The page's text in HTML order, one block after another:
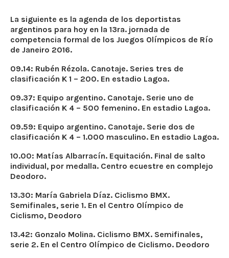
La siguiente es la agenda de los deportistas
argentinos para hoy en la 13ra. jornada de
competencia formal de los Juegos Olímpicos de Río
de Janeiro 2016.
09.14: Rubén Rézola. Canotaje. Series tres de
clasificación K 1 – 200. En estadio Lagoa.
09.37: Equipo argentino. Canotaje. Serie uno de
clasificación K 4 – 500 femenino. En estadio Lagoa.
09.59: Equipo argentino. Canotaje. Serie dos de
clasificación K 4 – 1.000 masculino. En estadio Lagoa.
10.00: Matías Albarracín. Equitación. Final de salto
individual, por medalla. Centro ecuestre en complejo
Deodoro.
13.30: María Gabriela Díaz. Ciclismo BMX.
Semifinales, serie 1. En el Centro Olímpico de
Ciclismo, Deodoro
13.42: Gonzalo Molina. Ciclismo BMX. Semifinales,
serie 2. En el Centro Olímpico de Ciclismo. Deodoro